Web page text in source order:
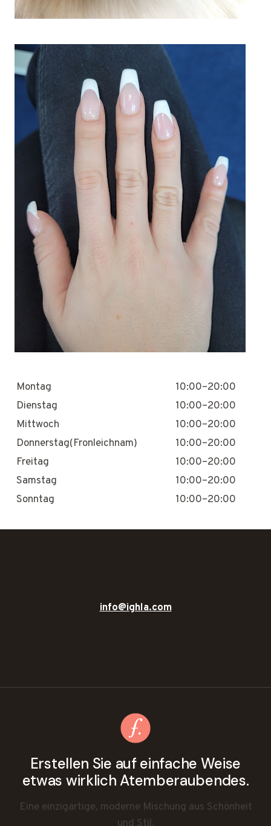
Montag
10:00–20:00
Dienstag
10:00–20:00
Mittwoch
10:00–20:00
Donnerstag(Fronleichnam)
10:00–20:00
Freitag
10:00–20:00
Samstag
10:00–20:00
Sonntag
10:00–20:00
info@ighla.com
Erstellen Sie auf einfache Weise
etwas wirklich Atemberaubendes.
Eine einzigartige, moderne Mischung aus Schönheit